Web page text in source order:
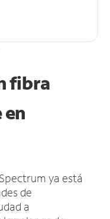
fibra
ya está
de
a